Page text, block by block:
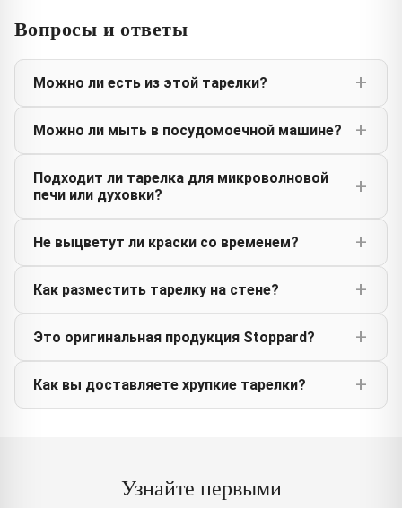
Вопросы и ответы
Можно ли есть из этой тарелки?
Можно ли мыть в посудомоечной машине?
Подходит ли тарелка для микроволновой
печи или духовки?
Не выцветут ли краски со временем?
Как разместить тарелку на стене?
Это оригинальная продукция Stoppard?
Как вы доставляете хрупкие тарелки?
Узнайте первыми